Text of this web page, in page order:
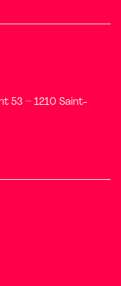
53 – 1210 Saint-